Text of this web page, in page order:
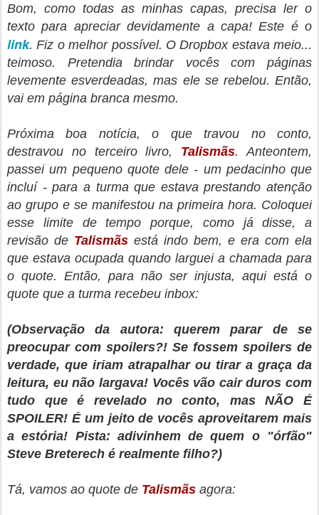
Bom, como todas as minhas capas, precisa ler o
texto para apreciar devidamente a capa! Este é o
link. Fiz o melhor possível. O Dropbox estava meio...
teimoso. Pretendia brindar vocês com páginas
levemente esverdeadas, mas ele se rebelou. Então,
vai em página branca mesmo.
Próxima boa notícia, o que travou no conto,
destravou no terceiro livro, Talismãs. Anteontem,
passei um pequeno quote dele - um pedacinho que
incluí - para a turma que estava prestando atenção
ao grupo e se manifestou na primeira hora. Coloquei
esse limite de tempo porque, como já disse, a
revisão de Talismãs está indo bem, e era com ela
que estava ocupada quando larguei a chamada para
o quote. Então, para não ser injusta, aqui está o
quote que a turma recebeu inbox:
(Observação da autora: querem parar de se
preocupar com spoilers?! Se fossem spoilers de
verdade, que iriam atrapalhar ou tirar a graça da
leitura, eu não largava! Vocês vão cair duros com
tudo que é revelado no conto, mas NÃO É
SPOILER! É um jeito de vocês aproveitarem mais
a estória! Pista: adivinhem de quem o "órfão"
Steve Breterech é realmente filho?)
Tá, vamos ao quote de Talismãs agora: